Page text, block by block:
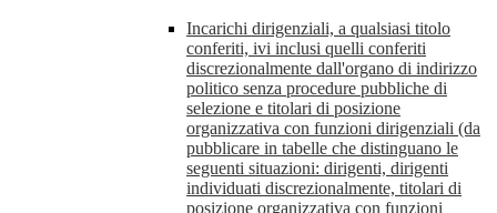
Incarichi dirigenziali, a qualsiasi titolo
conferiti, ivi inclusi quelli conferiti
discrezionalmente dall'organo di indirizzo
politico senza procedure pubbliche di
selezione e titolari di posizione
organizzativa con funzioni dirigenziali (da
pubblicare in tabelle che distinguano le
seguenti situazioni: dirigenti, dirigenti
individuati discrezionalmente, titolari di
posizione organizzativa con funzioni